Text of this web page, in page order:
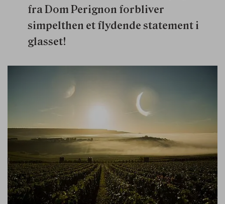
fra Dom Perignon forbliver
simpelthen et flydende statement i
glasset!